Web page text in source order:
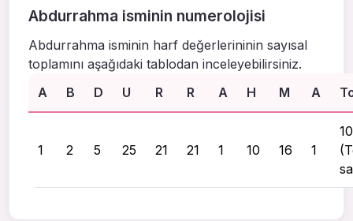
Abdurrahma isminin numerolojisi
Abdurrahma isminin harf değerlerininin sayısal
toplamını aşağıdaki tablodan inceleyebilirsiniz.
A
B D U R R A H M A
1 2 5 25 21 21 1 10 16 1